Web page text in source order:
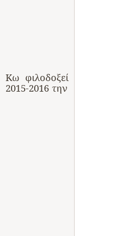
Κω φιλοδοξεί
2015-2016την